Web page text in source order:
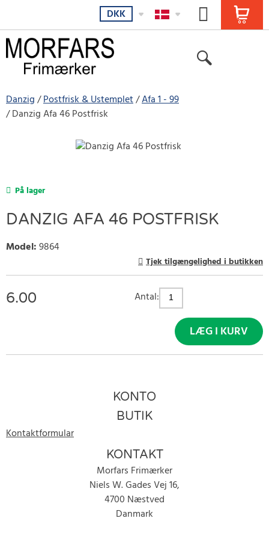
DKK
Danzig Postfrisk & Ustemplet Afa 1 - 99
Danzig Afa 46 Postfrisk
På lager
DANZIG AFA 46 POSTFRISK
Model:9864
Tjek tilgængelighed i butikken
6.00 Antal:
LÆG I KURV
KONTO
BUTIK
Kontaktformular
KONTAKT
Morfars Frimærker
Niels W. Gades Vej 16,
4700 Næstved
Danmark